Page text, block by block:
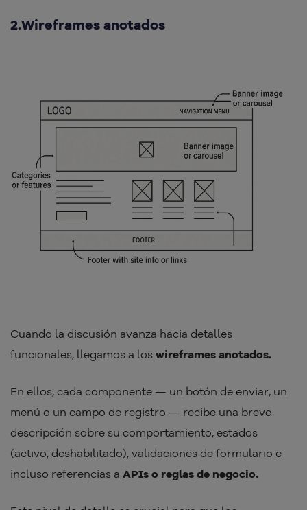
2.Wireframes anotados
Cuando la discusión avanza hacia detalles
funcionales, llegamos a los wireframes anotados.
En ellos, cada componente — un botón de enviar, un
menú o un campo de registro — recibe una breve
descripción sobre su comportamiento, estados
(activo, deshabilitado), validaciones de formulario e
incluso referencias a APIs o reglas de negocio.